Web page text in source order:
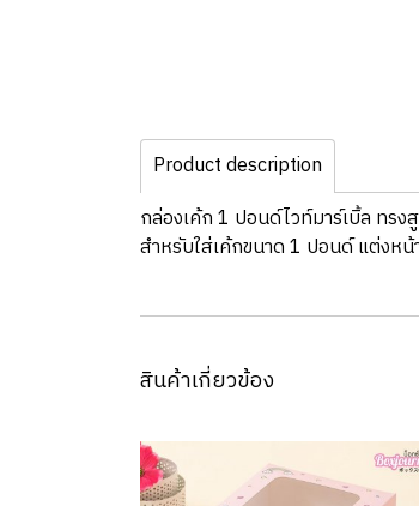
Product description
กล่องเค้ก 1 ปอนด์ไวท์มาร์เบิ้ล ทร
สำหรับใส่เค้กขนาด 1 ปอนด์ แต่งห
สินค้าเกี่ยวข้อง